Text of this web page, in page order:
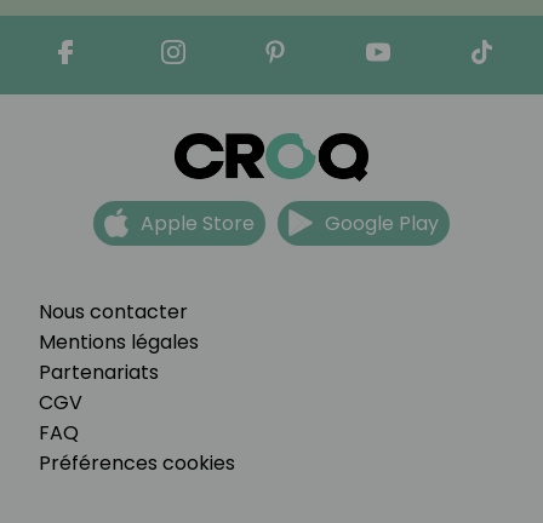
Nous contacter
Mentions légales
Partenariats
CGV
FAQ
Préférences cookies
Apple Store Google Play